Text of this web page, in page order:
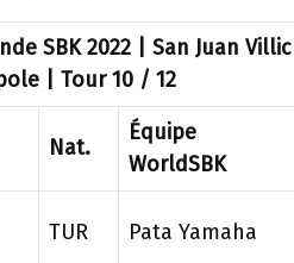
SBK 2022 | San Juan
| Tour 10 / 12
Nat.
Équipe
WorldSBK
TUR Pata Yamaha